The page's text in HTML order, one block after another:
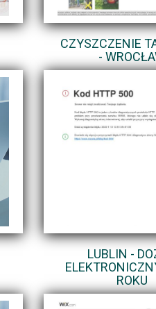
CZYSZCZENIE
-
LUBLIN -
ROKU